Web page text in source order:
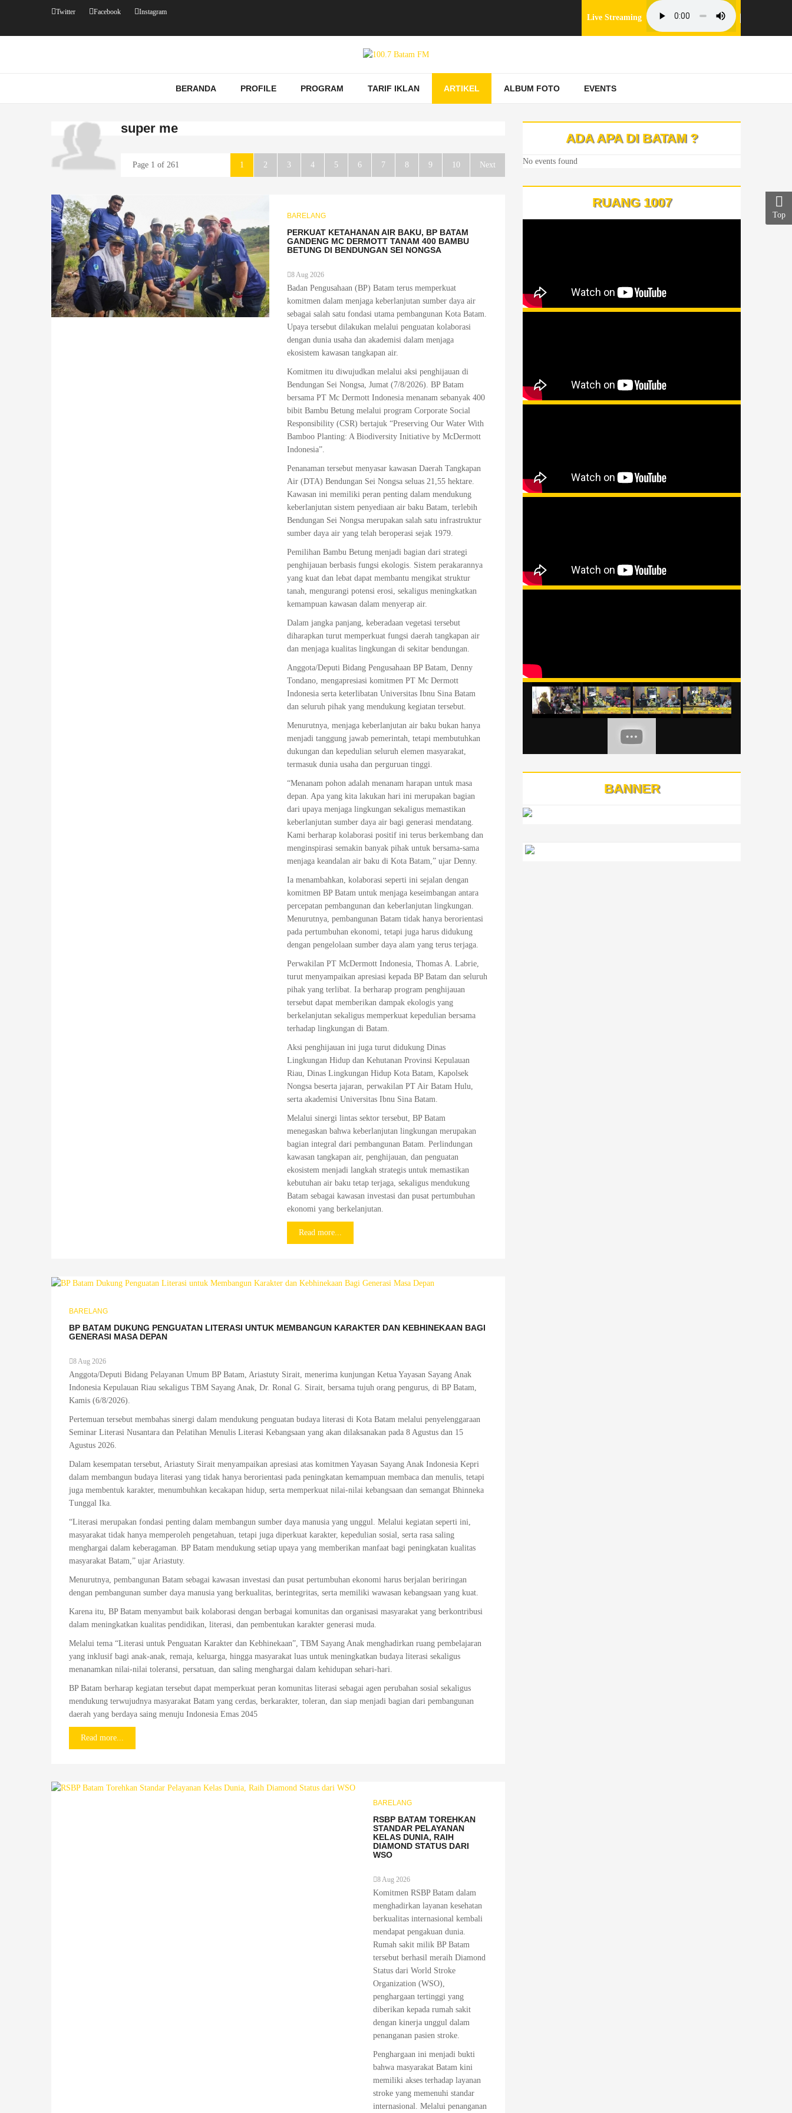
Twitter Facebook Instagram
Live Streaming
BERANDA PROFILE PROGRAM TARIF IKLAN ARTIKEL ALBUM FOTO EVENTS
super me
1 2 3 4 5 6 7 8 9 10 Next
Page 1 of 261
BARELANG
PERKUAT KETAHANAN AIR BAKU, BP BATAM
GANDENG MC DERMOTT TANAM 400 BAMBU
BETUNG DI BENDUNGAN SEI NONGSA
8 Aug 2026
Badan Pengusahaan (BP) Batam terus memperkuat
komitmen dalam menjaga keberlanjutan sumber daya air
sebagai salah satu fondasi utama pembangunan Kota Batam.
Upaya tersebut dilakukan melalui penguatan kolaborasi
dengan dunia usaha dan akademisi dalam menjaga
ekosistem kawasan tangkapan air.
Komitmen itu diwujudkan melalui aksi penghijauan di
Bendungan Sei Nongsa, Jumat (7/8/2026). BP Batam
bersama PT Mc Dermott Indonesia menanam sebanyak 400
bibit Bambu Betung melalui program Corporate Social
Responsibility (CSR) bertajuk “Preserving Our Water With
Bamboo Planting: A Biodiversity Initiative by McDermott
Indonesia”.
Penanaman tersebut menyasar kawasan Daerah Tangkapan
Air (DTA) Bendungan Sei Nongsa seluas 21,55 hektare.
Kawasan ini memiliki peran penting dalam mendukung
keberlanjutan sistem penyediaan air baku Batam, terlebih
Bendungan Sei Nongsa merupakan salah satu infrastruktur
sumber daya air yang telah beroperasi sejak 1979.
Pemilihan Bambu Betung menjadi bagian dari strategi
penghijauan berbasis fungsi ekologis. Sistem perakarannya
yang kuat dan lebat dapat membantu mengikat struktur
tanah, mengurangi potensi erosi, sekaligus meningkatkan
kemampuan kawasan dalam menyerap air.
Dalam jangka panjang, keberadaan vegetasi tersebut
diharapkan turut memperkuat fungsi daerah tangkapan air
dan menjaga kualitas lingkungan di sekitar bendungan.
Anggota/Deputi Bidang Pengusahaan BP Batam, Denny
Tondano, mengapresiasi komitmen PT Mc Dermott
Indonesia serta keterlibatan Universitas Ibnu Sina Batam
dan seluruh pihak yang mendukung kegiatan tersebut.
Menurutnya, menjaga keberlanjutan air baku bukan hanya
menjadi tanggung jawab pemerintah, tetapi membutuhkan
dukungan dan kepedulian seluruh elemen masyarakat,
termasuk dunia usaha dan perguruan tinggi.
“Menanam pohon adalah menanam harapan untuk masa
depan. Apa yang kita lakukan hari ini merupakan bagian
dari upaya menjaga lingkungan sekaligus memastikan
keberlanjutan sumber daya air bagi generasi mendatang.
Kami berharap kolaborasi positif ini terus berkembang dan
menginspirasi semakin banyak pihak untuk bersama-sama
menjaga keandalan air baku di Kota Batam,” ujar Denny.
Ia menambahkan, kolaborasi seperti ini sejalan dengan
komitmen BP Batam untuk menjaga keseimbangan antara
percepatan pembangunan dan keberlanjutan lingkungan.
Menurutnya, pembangunan Batam tidak hanya berorientasi
pada pertumbuhan ekonomi, tetapi juga harus didukung
dengan pengelolaan sumber daya alam yang terus terjaga.
Perwakilan PT McDermott Indonesia, Thomas A. Labrie,
turut menyampaikan apresiasi kepada BP Batam dan seluruh
pihak yang terlibat. Ia berharap program penghijauan
tersebut dapat memberikan dampak ekologis yang
berkelanjutan sekaligus memperkuat kepedulian bersama
terhadap lingkungan di Batam.
Aksi penghijauan ini juga turut didukung Dinas
Lingkungan Hidup dan Kehutanan Provinsi Kepulauan
Riau, Dinas Lingkungan Hidup Kota Batam, Kapolsek
Nongsa beserta jajaran, perwakilan PT Air Batam Hulu,
serta akademisi Universitas Ibnu Sina Batam.
Melalui sinergi lintas sektor tersebut, BP Batam
menegaskan bahwa keberlanjutan lingkungan merupakan
bagian integral dari pembangunan Batam. Perlindungan
kawasan tangkapan air, penghijauan, dan penguatan
ekosistem menjadi langkah strategis untuk memastikan
kebutuhan air baku tetap terjaga, sekaligus mendukung
Batam sebagai kawasan investasi dan pusat pertumbuhan
ekonomi yang berkelanjutan.
Read more...
BARELANG
BP BATAM DUKUNG PENGUATAN LITERASI UNTUK MEMBANGUN KARAKTER DAN KEBHINEKAAN BAGI
GENERASI MASA DEPAN
8 Aug 2026
Anggota/Deputi Bidang Pelayanan Umum BP Batam, Ariastuty Sirait, menerima kunjungan Ketua Yayasan Sayang Anak
Indonesia Kepulauan Riau sekaligus TBM Sayang Anak, Dr. Ronal G. Sirait, bersama tujuh orang pengurus, di BP Batam,
Kamis (6/8/2026).
Pertemuan tersebut membahas sinergi dalam mendukung penguatan budaya literasi di Kota Batam melalui penyelenggaraan
Seminar Literasi Nusantara dan Pelatihan Menulis Literasi Kebangsaan yang akan dilaksanakan pada 8 Agustus dan 15
Agustus 2026.
Dalam kesempatan tersebut, Ariastuty Sirait menyampaikan apresiasi atas komitmen Yayasan Sayang Anak Indonesia Kepri
dalam membangun budaya literasi yang tidak hanya berorientasi pada peningkatan kemampuan membaca dan menulis, tetapi
juga membentuk karakter, menumbuhkan kecakapan hidup, serta memperkuat nilai-nilai kebangsaan dan semangat Bhinneka
Tunggal Ika.
“Literasi merupakan fondasi penting dalam membangun sumber daya manusia yang unggul. Melalui kegiatan seperti ini,
masyarakat tidak hanya memperoleh pengetahuan, tetapi juga diperkuat karakter, kepedulian sosial, serta rasa saling
menghargai dalam keberagaman. BP Batam mendukung setiap upaya yang memberikan manfaat bagi peningkatan kualitas
masyarakat Batam,” ujar Ariastuty.
Menurutnya, pembangunan Batam sebagai kawasan investasi dan pusat pertumbuhan ekonomi harus berjalan beriringan
dengan pembangunan sumber daya manusia yang berkualitas, berintegritas, serta memiliki wawasan kebangsaan yang kuat.
Karena itu, BP Batam menyambut baik kolaborasi dengan berbagai komunitas dan organisasi masyarakat yang berkontribusi
dalam meningkatkan kualitas pendidikan, literasi, dan pembentukan karakter generasi muda.
Melalui tema “Literasi untuk Penguatan Karakter dan Kebhinekaan”, TBM Sayang Anak menghadirkan ruang pembelajaran
yang inklusif bagi anak-anak, remaja, keluarga, hingga masyarakat luas untuk meningkatkan budaya literasi sekaligus
menanamkan nilai-nilai toleransi, persatuan, dan saling menghargai dalam kehidupan sehari-hari.
BP Batam berharap kegiatan tersebut dapat memperkuat peran komunitas literasi sebagai agen perubahan sosial sekaligus
mendukung terwujudnya masyarakat Batam yang cerdas, berkarakter, toleran, dan siap menjadi bagian dari pembangunan
daerah yang berdaya saing menuju Indonesia Emas 2045
Read more...
BARELANG
RSBP BATAM TOREHKAN
STANDAR PELAYANAN
KELAS DUNIA, RAIH
DIAMOND STATUS DARI
WSO
8 Aug 2026
Komitmen RSBP Batam dalam
menghadirkan layanan kesehatan
berkualitas internasional kembali
mendapat pengakuan dunia.
Rumah sakit milik BP Batam
tersebut berhasil meraih Diamond
Status dari World Stroke
Organization (WSO),
penghargaan tertinggi yang
diberikan kepada rumah sakit
dengan kinerja unggul dalam
penanganan pasien stroke.
Penghargaan ini menjadi bukti
bahwa masyarakat Batam kini
memiliki akses terhadap layanan
stroke yang memenuhi standar
internasional. Melalui penanganan
ADA APA DI BATAM ?
No events found
RUANG 1007
BANNER
Top